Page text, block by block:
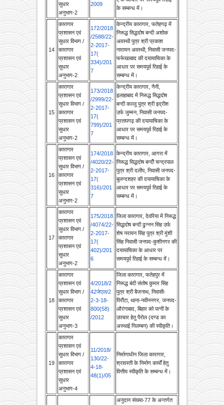
कारागार
प्रशासन एवं
सुधार विभाग /
कारागार
प्रशासन एवं
सुधार
अनुभाग-2
/2588/22-
2-2017-
17(
334)/201
7
केन्द्रीय कारागार, फतेहगढ़ में
निरूद्ध सिद्धदोष बन्दी अशोक
अवस्थी पुत्र श्री प्रकाश
नारायन अवस्थी, निवासी जनपद-
फर्रूखाबाद की दयायाचिका के
आधार पर समयपूर्व रिहाई के
सम्बन्ध में।
कारागार
प्रशासन एवं
सुधार विभाग /
कारागार
प्रशासन एवं
सुधार
अनुभाग-2
173/2018
/2999/22-
2-2017-
17(
799)/201
7
केन्द्रीय कारागार, नैनी,
इलाहाबाद में निरूद्ध सिद्धदोष
बन्दी कल्लू पुत्र श्री इद्रीश
उर्फ जुम्मन, निवासी जनपद-
प्रतापगढ़ की दयायाचिका के
आधार पर समयपूर्व रिहाई के
सम्बन्ध में।
कारागार
प्रशासन एवं
सुधार विभाग /
कारागार
प्रशासन एवं
सुधार
अनुभाग-2
174/2018
/4020/22-
2-2017-
17(
316)/201
7
केन्द्रीय कारागार, आगरा में
निरूद्ध सिद्धदोष बन्दीे चन्द्रपाल
पुत्र श्री दलीप, निवासी जनपद-
बुलन्दशहर की दयायाचिका के
आधार पर समयपूर्व रिहाई के
सम्बन्ध में।
कारागार
प्रशासन एवं
सुधार विभाग /
कारागार
प्रशासन एवं
सुधार
अनुभाग-2
175/2018
/4074/22-
2-2017-
17(
402)/201
6
जिला कारागार, देवरिया में निरूद्ध
सिद्धदोष बन्दी ढुन्नन सिंह उर्फ
शेष नरायन सिंह पुत्र श्री मुंशी
सिंह निवासी जनपद-कुशीनगर की
दयायाचिका के आधार पर
समयपूर्व रिहाई के सम्बन्ध में।
कारागार
प्रशासन एवं
सुधार विभाग /
कारागार
प्रशासन एवं
सुधार
अनुभाग-3
4/2018/2
2-3-18-
800(58)
/2012
जिला कारागार, फतेहपुर में
निरूद्ध बंदी संतोष कुमार सिंह
पुत्र श्री बैजनाथ, निवासी-
पिरौंटा, थाना-नवीननगर, जनपद-
औरंगाबाद, बिहार को पत्नीं के
उपचार हेतु पैरोल (दण्ड का
अस्थाई निलम्‍बन) की स्वीकृति।
कारागार
प्रशासन एवं
सुधार विभाग /
कारागार
प्रशासन एवं
सुधार
अनुभाग-4
11/2018/
4-18-
48(1)/05
वित्तीय स्वीकृति के सम्बन्ध में।
नेशनल कैरियर सर्विस प्रोजेक्ट
के तहत कैरियर काउन्सिलिंग